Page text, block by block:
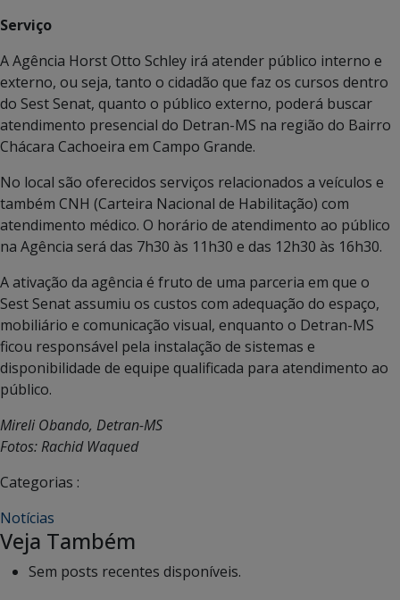
Serviço
A Agência Horst Otto Schley irá atender público interno e
externo, ou seja, tanto o cidadão que faz os cursos dentro
do Sest Senat, quanto o público externo, poderá buscar
atendimento presencial do Detran-MS na região do Bairro
Chácara Cachoeira em Campo Grande.
No local são oferecidos serviços relacionados a veículos e
também CNH (Carteira Nacional de Habilitação) com
atendimento médico. O horário de atendimento ao público
na Agência será das 7h30 às 11h30 e das 12h30 às 16h30.
A ativação da agência é fruto de uma parceria em que o
Sest Senat assumiu os custos com adequação do espaço,
mobiliário e comunicação visual, enquanto o Detran-MS
ficou responsável pela instalação de sistemas e
disponibilidade de equipe qualificada para atendimento ao
público.
Mireli Obando, Detran-MS
Fotos: Rachid Waqued
Categorias :
Notícias
Veja Também
Sem posts recentes disponíveis.